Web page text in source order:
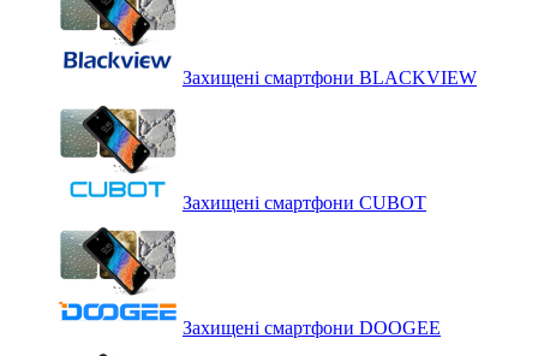
Захищені смартфони BLACKVIEW
Захищені смартфони CUBOT
Захищені смартфони DOOGEE